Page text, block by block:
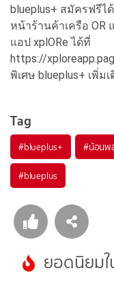
blueplus+ สมัครฟรีไ
หน้าร้านค้าเครือ OR
แอป xplORe ได้ที่
https://
พิเศษ blueplus+ เพิ่ม
Tag
#blueplus+ #น้อนพ
#blueplus
ยอดนิยม